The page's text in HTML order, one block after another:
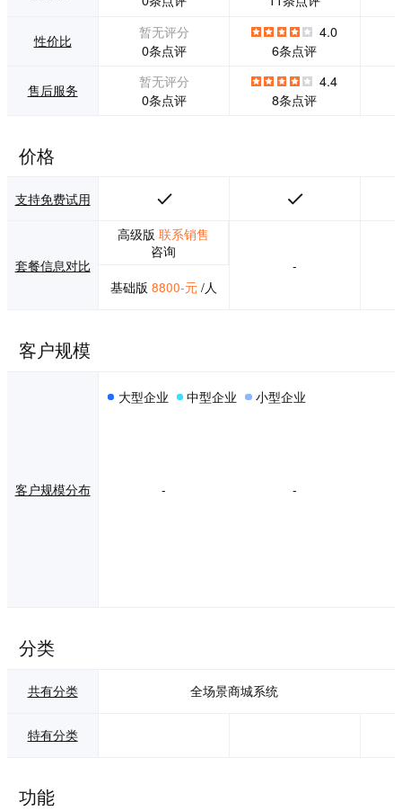
费欲望，推动在线
下单
性价比
暂无评分
0条点评
4.0
6条点评
售后服务
暂无评分
0条点评
4.4
8条点评
价格
支持免费试用
套餐信息对比
高级版 联系销售
咨询
基础版 8800-元 /人
-
客户规模
客户规模分布
大型企业 中型企业 小型企业
- -
分类
共有分类 全场景商城系统
特有分类
功能